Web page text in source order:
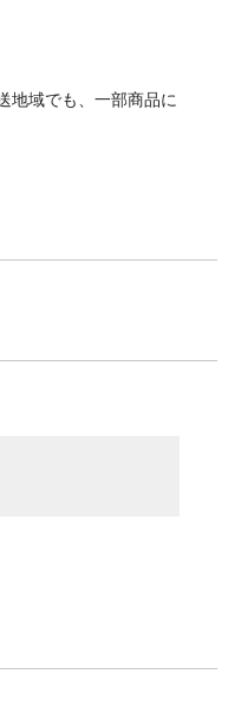
地域でも、一部商品に